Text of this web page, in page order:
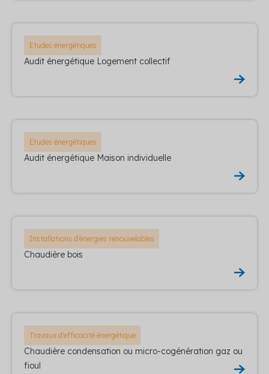
Etudes énergétiques
Audit énergétique Logement collectif
Etudes énergétiques
Audit énergétique Maison individuelle
Installations d'énergies renouvelables
Chaudière bois
Travaux d'efficacité énergétique
Chaudière condensation ou micro-cogénération gaz ou
fioul